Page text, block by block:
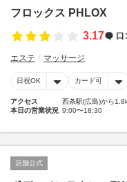
フロックス PHLOX
3.17
口
エステ マッサージ
日祝OK カード可
アクセス
西条駅(広島)から
本日の営業状況 9:00〜18:30
店舗公式